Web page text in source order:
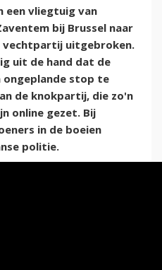
een vliegtuig van
bij Brussel naar
vechtpartij uitgebroken.
uit de hand dat de
ongeplande stop te
de knokpartij, die zo'n
online gezet. Bij
in de boeien
politie.